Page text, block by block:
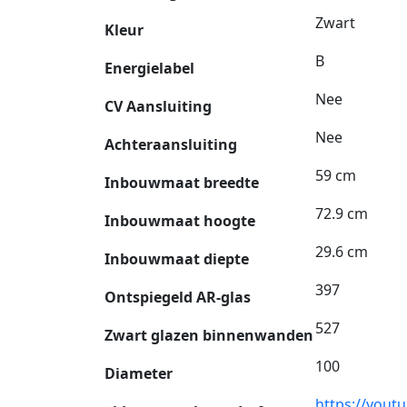
Kleur Zwart
Energielabel B
CV Aansluiting Nee
Achteraansluiting Nee
Inbouwmaat breedte 59 cm
Inbouwmaat hoogte 72.9 cm
Inbouwmaat diepte 29.6 cm
Ontspiegeld AR-glas 397
Zwart glazen binnenwanden527
Diameter 100